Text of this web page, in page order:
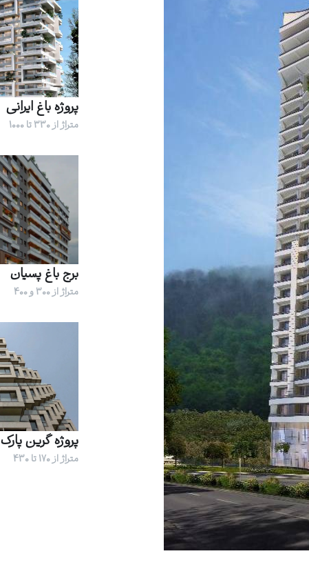
پروژه باغ ایرانی
متراژ از 330 تا 1000
برج باغ پسیان
متراژ از 300 و 400
پروژه گرین پارک
متراژ از 170 تا 430